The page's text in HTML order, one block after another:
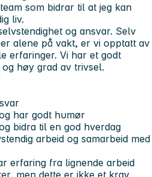
som bidrar til at jeg kan
liv.
og ansvar. Selv
alene på vakt, er vi opptatt av
erfaringer. Vi har et godt
høy grad av trivsel.
har godt humør
bidra til en god hverdag
arbeid og samarbeid med
erfaring fra lignende arbeid